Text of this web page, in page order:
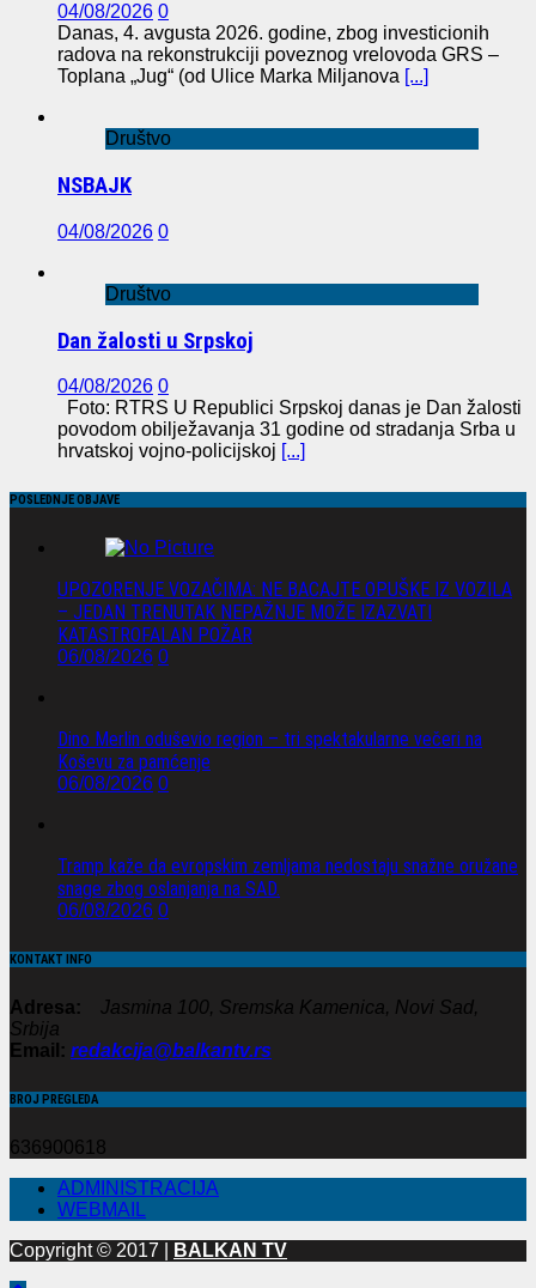
04/08/2026 0
Danas, 4. avgusta 2026. godine, zbog investicionih
radova na rekonstrukciji poveznog vrelovoda GRS –
Toplana „Jug“ (od Ulice Marka Miljanova [...]
Društvo
NSBAJK
04/08/2026 0
Društvo
Dan žalosti u Srpskoj
04/08/2026 0
Foto: RTRS U Republici Srpskoj danas je Dan žalosti
povodom obilježavanja 31 godine od stradanja Srba u
hrvatskoj vojno-policijskoj [...]
POSLEDNJE OBJAVE
UPOZORENJE VOZAČIMA: NE BACAJTE OPUŠKE IZ VOZILA
– JEDAN TRENUTAK NEPAŽNJE MOŽE IZAZVATI
KATASTROFALAN POŽAR
06/08/2026 0
Dino Merlin oduševio region – tri spektakularne večeri na
Koševu za pamćenje
06/08/2026 0
Tramp kaže da evropskim zemljama nedostaju snažne oružane
snage zbog oslanjanja na SAD.
06/08/2026 0
KONTAKT INFO
Adresa:
Jasmina 100, Sremska Kamenica, Novi Sad,
Srbija
Email: redakcija@balkantv.rs
BROJ PREGLEDA
636900618
ADMINISTRACIJA
WEBMAIL
Copyright © 2017 |
BALKAN TV